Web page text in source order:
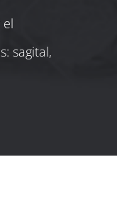
sagital,
estabilidad